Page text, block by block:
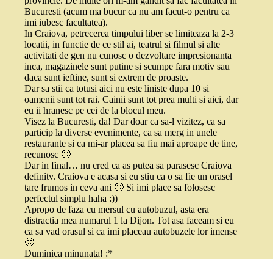
Bucuresti (acum ma bucur ca nu am facut-o pentru ca
imi iubesc facultatea).
In Craiova, petrecerea timpului liber se limiteaza la 2-3
locatii, in functie de ce stil ai, teatrul si filmul si alte
activitati de gen nu cunosc o dezvoltare impresionanta
inca, magazinele sunt putine si scumpe fara motiv sau
daca sunt ieftine, sunt si extrem de proaste.
Dar sa stii ca totusi aici nu este liniste dupa 10 si
oamenii sunt tot rai. Cainii sunt tot prea multi si aici, dar
eu ii hranesc pe cei de la blocul meu.
Visez la Bucuresti, da! Dar doar ca sa-l vizitez, ca sa
particip la diverse evenimente, ca sa merg in unele
restaurante si ca mi-ar placea sa fiu mai aproape de tine,
recunosc 🙂
Dar in final… nu cred ca as putea sa parasesc Craiova
definitv. Craiova e acasa si eu stiu ca o sa fie un orasel
tare frumos in ceva ani 🙂 Si imi place sa folosesc
perfectul simplu haha :))
Apropo de faza cu mersul cu autobuzul, asta era
distractia mea numarul 1 la Dijon. Tot asa faceam si eu
ca sa vad orasul si ca imi placeau autobuzele lor imense
🙂
Duminica minunata! :*